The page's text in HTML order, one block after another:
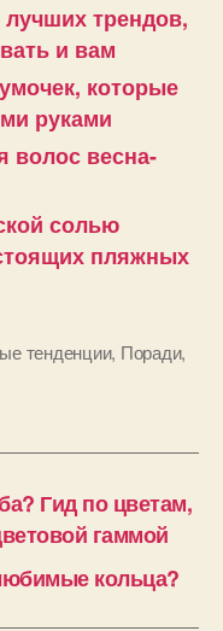
трендов,
и вам
которые
руками
волос весна-
солью
пляжных
тенденции, Поради,
Гид по цветам,
гаммой
кольца?